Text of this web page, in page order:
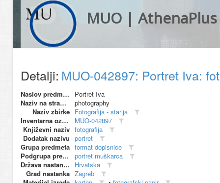
MUO | AthenaPlus
Detalji: MUO-042897: Portret Iva:
Naslov predmeta
Portret Iva
Naziv na stranom jeziku
photography
Naziv zbirke Fotografija - starija
Inventarna oznaka
MUO-042897
Književni naziv fotografija
Dodatak nazivu portret
Grupa predmeta format dopisnice
Podgrupa predmeta
portret muškarca
Država nastanka
Hrvatska
Grad nastanka Zagreb